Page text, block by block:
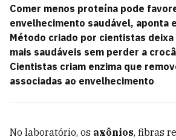
Comer menos proteína pode
envelhecimento saudável, aponta
Método criado por cientistas
mais saudáveis sem perder a
Cientistas criam enzima que
associadas ao envelhecimento
No laboratório, os axônios, fibras